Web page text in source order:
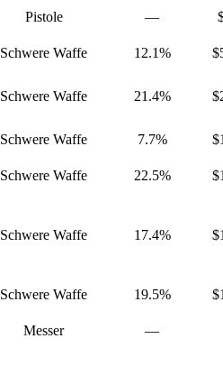
Pistole —
Schwere Waffe 12.1%
Schwere Waffe 21.4%
Schwere Waffe 7.7%
Schwere Waffe 22.5%
Schwere Waffe 17.4%
Schwere Waffe 19.5%
Messer —